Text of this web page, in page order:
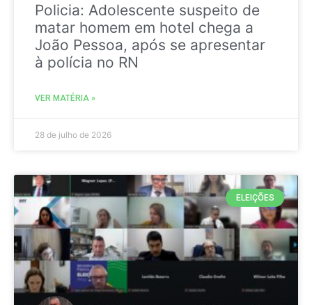
Policia: Adolescente suspeito de
matar homem em hotel chega a
João Pessoa, após se apresentar
à polícia no RN
VER MATÉRIA »
28 de julho de 2026
ELEIÇÕES